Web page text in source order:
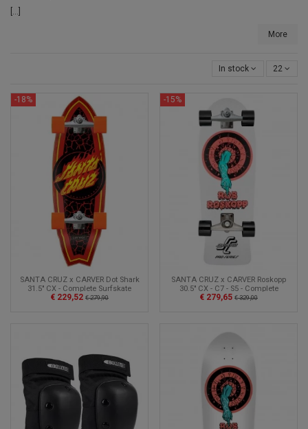
[...]
More
In stock 22
-18%
SANTA CRUZ x CARVER Dot Shark
31.5" CX - Complete Surfskate
€ 229,52 € 279,90
-15%
SANTA CRUZ x CARVER Roskopp
30.5" CX - C7 - S5 - Complete
Surfskate
€ 279,65 € 329,00